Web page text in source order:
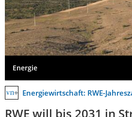
Energie
Energiewirtschaft: RWE-
RWE will bis 2031 in